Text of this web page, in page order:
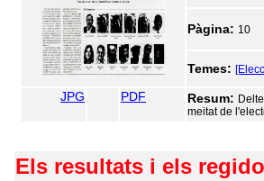
Pàgina: 10
Temes:
JPG PDF Resum:
meitat de
Els resultats i els